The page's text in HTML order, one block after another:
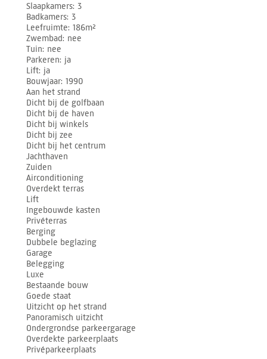
Slaapkamers 3
Badkamers 3
Leefruimte 186m²
Zwembad nee
Tuin nee
Parkeren ja
Lift ja
Bouwjaar 1990
Aan het strand
Dicht bij de golfbaan
Dicht bij de haven
Dicht bij winkels
Dicht bij zee
Dicht bij het centrum
Jachthaven
Zuiden
Airconditioning
Overdekt terras
Lift
Ingebouwde kasten
Privéterras
Berging
Dubbele beglazing
Garage
Belegging
Luxe
Bestaande bouw
Goede staat
Uitzicht op het strand
Panoramisch uitzicht
Ondergrondse parkeergarage
Overdekte parkeerplaats
Privéparkeerplaats